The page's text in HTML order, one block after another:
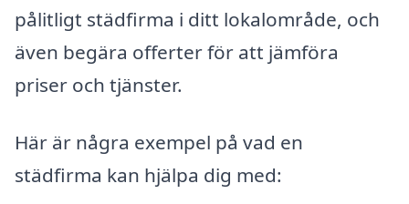
pålitligt städfirma i ditt lokalområde, och
även begära offerter för att jämföra
priser och tjänster.
Här är några exempel på vad en
städfirma kan hjälpa dig med: